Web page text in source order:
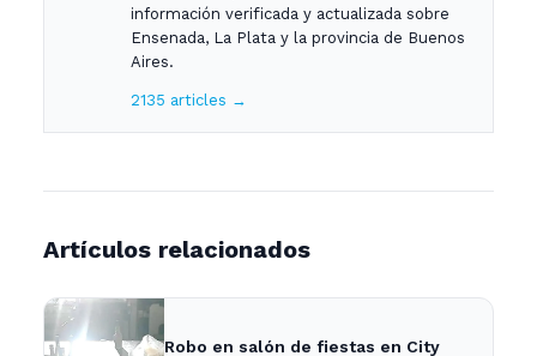
información verificada y actualizada sobre
Ensenada, La Plata y la provincia de Buenos
Aires.
2135 articles →
Artículos relacionados
Robo en salón de fiestas en City